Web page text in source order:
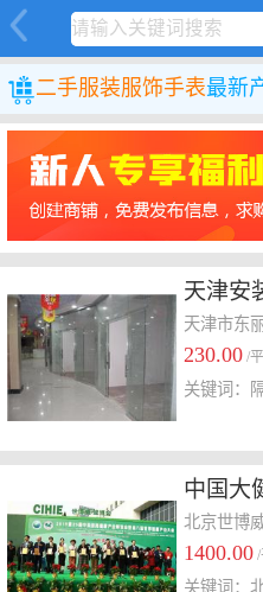
二手服装服饰手表最新
天津安
可再次
天津市东
230.00 /
关键词：
中国大
展会-
北京世博
1400.00
关键词：